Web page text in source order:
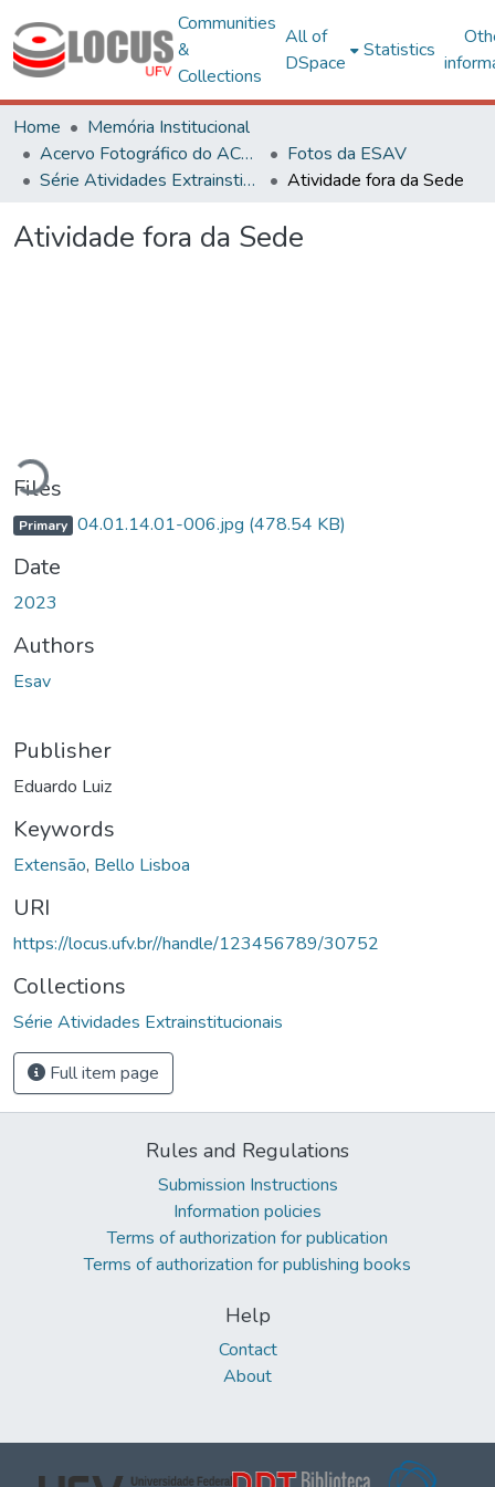
Communities
&
Collections
All of
DSpace
Statistics
Home
Memória Institucional
Acervo Fotográfico do ACH-UFV
Fotos da ESAV
Série Atividades Extrainstitucionais
Atividade fora da Sede
Atividade fora da Sede
Files
Primary 04.01.14.01-006.jpg (478.54 KB)
Date
2023
Authors
Esav
Publisher
Eduardo Luiz
Keywords
Extensão, Bello Lisboa
URI
https://locus.ufv.br//handle/123456789/30752
Collections
Série Atividades Extrainstitucionais
Full item page
Rules and Regulations
Submission Instructions
Information policies
Terms of authorization for publication
Terms of authorization for publishing books
Help
Contact
About